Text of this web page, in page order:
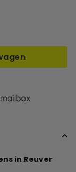
in Reuver